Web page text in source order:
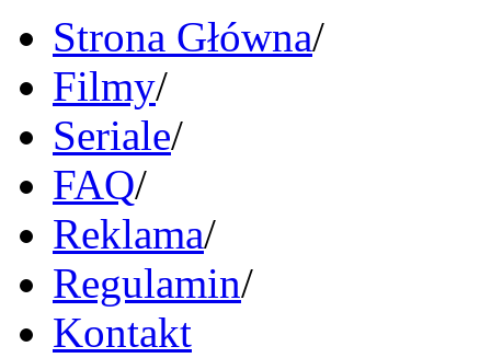
Strona Główna/
Filmy/
Seriale/
FAQ/
Reklama/
Regulamin/
Kontakt